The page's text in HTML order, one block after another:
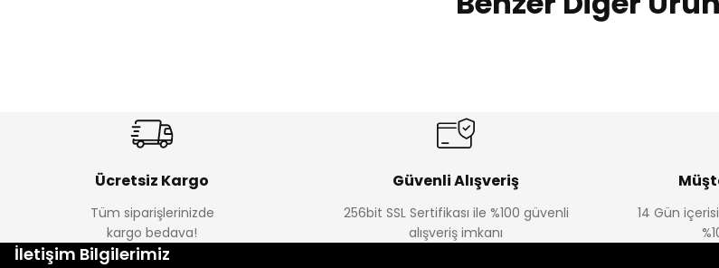
Navi
%15
Tivon Kız Çocuk 3’lü Takım
%22 %22 %22
Ücretsiz Kargo
Tüm siparişlerinizde
kargo bedava!
Güvenli Alışveriş
256bit SSL Sertifikası ile %100 güvenli
alışveriş imkanı
14 Gün
İletişim Bilgilerimiz